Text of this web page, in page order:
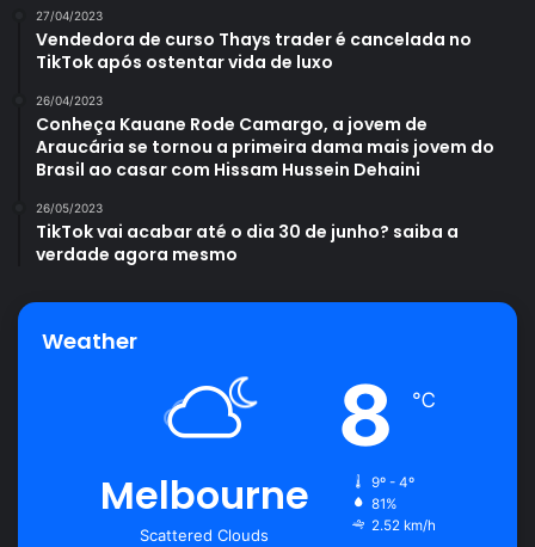
loteria Lotofácil sorteio
27/04/2023
Vendedora de curso Thays trader é cancelada no
TikTok após ostentar vida de luxo
26/04/2023
Conheça Kauane Rode Camargo, a jovem de
Araucária se tornou a primeira dama mais jovem do
Brasil ao casar com Hissam Hussein Dehaini
26/05/2023
TikTok vai acabar até o dia 30 de junho? saiba a
verdade agora mesmo
Weather
Melbourne
Scattered Clouds
8 ℃
9º - 4º
81%
2.52 km/h